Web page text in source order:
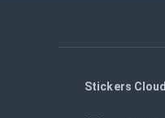
Stickers Cloud